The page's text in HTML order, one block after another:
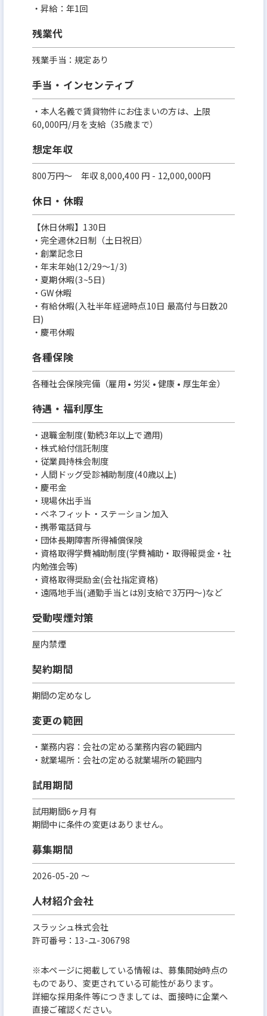
・昇給：年1回
残業代
残業手当：規定あり
手当・インセンティブ
・本人名義で賃貸物件にお住まいの方は、上限
60,000円/月を支給（35歳まで）
想定年収
800万円〜 年収 8,000,400 円 - 12,000,000円
休日・休暇
【休日休暇】130日
・完全週休2日制（土日祝日）
・創業記念日
・年末年始(12/29～1/3)
・夏期休暇(3~5日)
・GW休暇
・有給休暇(入社半年経過時点10日 最高付与日数20
日)
・慶弔休暇
各種保険
各種社会保険完備（雇用 • 労災 • 健康 • 厚生年金）
待遇・福利厚生
・退職金制度(勤続3年以上で適用)
・株式給付信託制度
・従業員持株会制度
・人間ドッグ受診補助制度(40歳以上)
・慶弔金
・現場休出手当
・ベネフィット・ステーション加入
・携帯電話貸与
・団体長期障害所得補償保険
・資格取得学費補助制度(学費補助・取得報奨金・社
内勉強会等)
・資格取得奨励金(会社指定資格)
・遠隔地手当(通勤手当とは別支給で3万円～)など
受動喫煙対策
屋内禁煙
契約期間
期間の定めなし
変更の範囲
・業務内容：会社の定める業務内容の範囲内
・就業場所：会社の定める就業場所の範囲内
試用期間
試用期間6ヶ月有
期間中に条件の変更はありません。
募集期間
2026-05-20 〜
人材紹介会社
スラッシュ株式会社
許可番号：13-ユ-306798
※本ページに掲載している情報は、募集開始時点の
ものであり、変更されている可能性があります。
詳細な採用条件等につきましては、面接時に企業へ
直接ご確認ください。